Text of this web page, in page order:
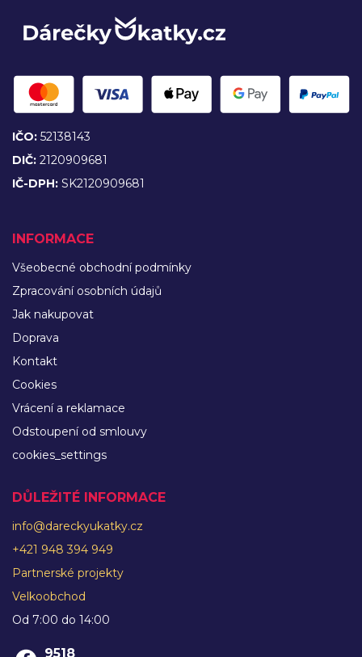
IČO: 52138143
DIČ: 2120909681
IČ-DPH: SK2120909681
INFORMACE
Všeobecné obchodní podmínky
Zpracování osobních údajů
Jak nakupovat
Doprava
Kontakt
Cookies
Vrácení a reklamace
Odstoupení od smlouvy
cookies_settings
DŮLEŽITÉ INFORMACE
info@dareckyukatky.cz
+421 948 394 949
Partnerské projekty
Velkoobchod
Od 7:00 do 14:00
9518